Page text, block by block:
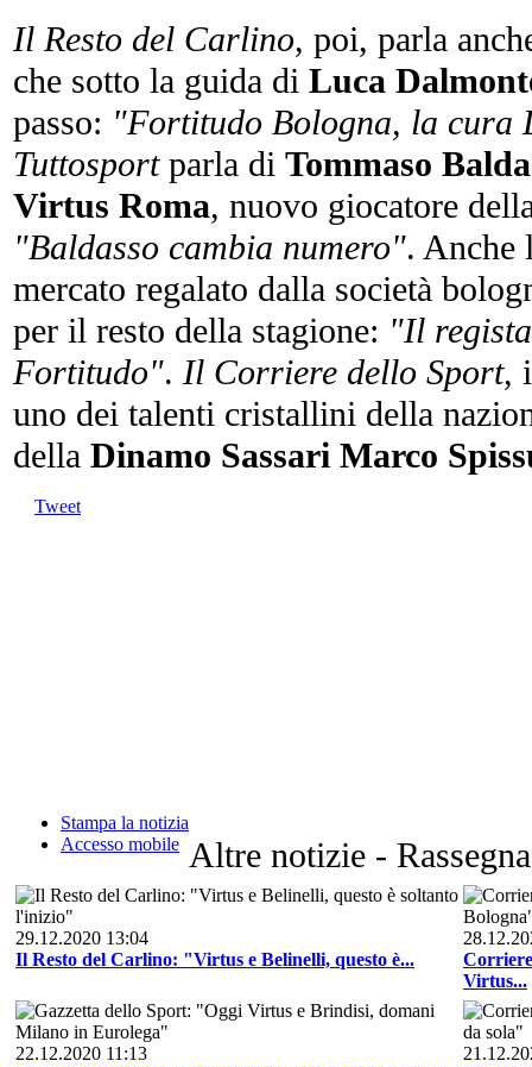
Il Resto del Carlino, poi, parla
che sotto la guida di Luca
passo: "Fortitudo Bologna, la cura
Tuttosport parla di Tommaso
Virtus Roma, nuovo giocatore
"Baldasso cambia numero". Anche
mercato regalato dalla società
per il resto della stagione: "Il
Fortitudo". Il Corriere dello Sport,
uno dei talenti cristallini della
della Dinamo Sassari Marco
Tweet
Stampa la notizia
Accesso mobile Altre notizie -
29.12.2020 13:04
Il Resto del Carlino: "Virtus e Belinelli, questo è...
Virtus...
22.12.2020 11:13